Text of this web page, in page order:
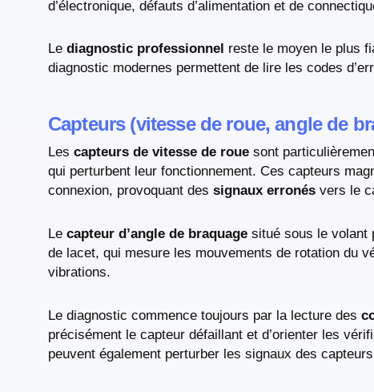
d’électronique, défauts d’alimentation et de
Le diagnostic professionnel reste le moyen le plus
diagnostic modernes permettent de lire les codes
Capteurs (vitesse de roue, angle de
Les capteurs de vitesse de roue sont
qui perturbent leur fonctionnement. Ces capteurs
connexion, provoquant des signaux erronés vers le
Le capteur d’angle de braquage situé sous le volant
de lacet, qui mesure les mouvements de rotation du
vibrations.
Le diagnostic commence toujours par la lecture des
précisément le capteur défaillant et d’orienter les
peuvent également perturber les signaux des